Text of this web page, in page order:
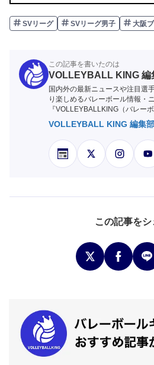
SVリーグ SVリーグ男子 大阪
この記事を書いたのは
VOLLEYBALL KING 編
国内外の最新ニュースや注目選
り楽しめるバレーボール情報・
『VOLLEYBALLKING（バレー
VOLLEYBALL KING 編集
この記事をシ